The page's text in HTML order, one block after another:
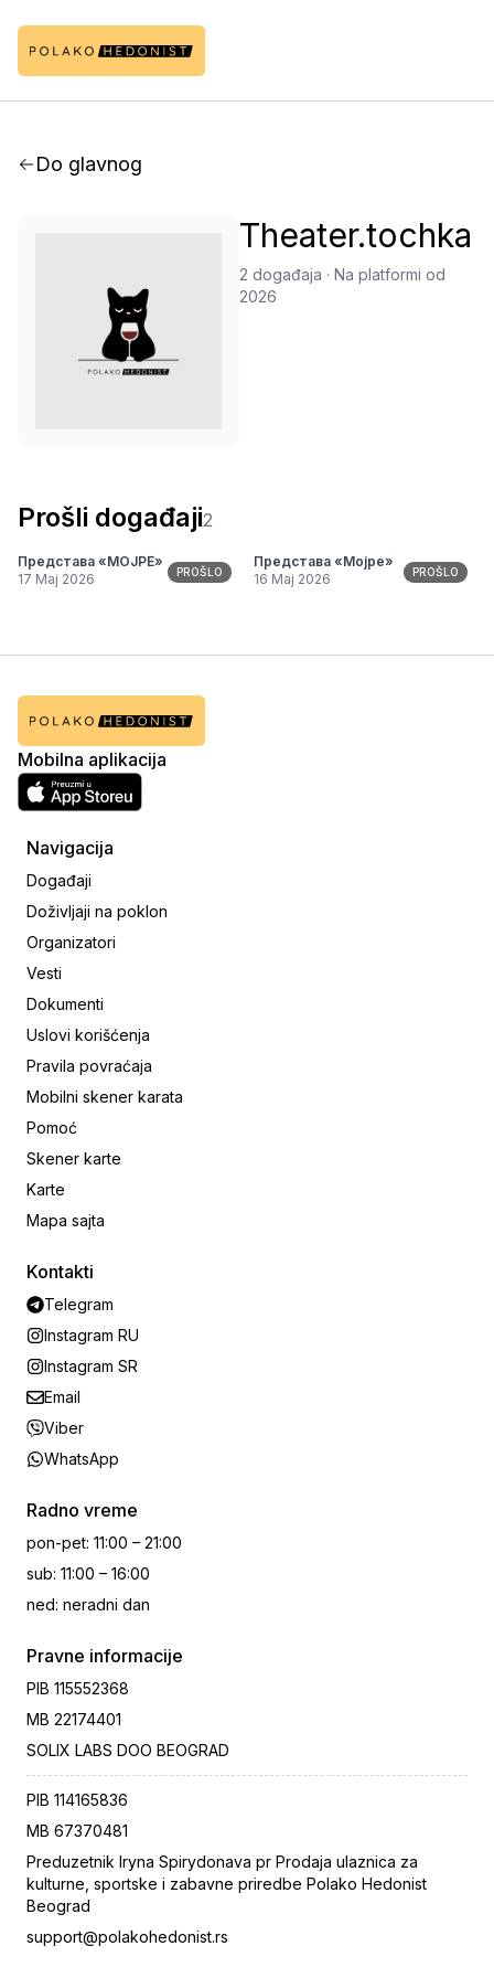
Do glavnog
Theater.tochka
2 događaja · Na platformi od
2026
Prošli događaji2
PROŠLO
Представа «МОЈРЕ»
17 Maj 2026
PROŠLO
Представа «Мојре»
16 Maj 2026
Mobilna aplikacija
Navigacija
Događaji
Doživljaji na poklon
Organizatori
Vesti
Dokumenti
Uslovi korišćenja
Pravila povraćaja
Mobilni skener karata
Pomoć
Skener karte
Karte
Mapa sajta
Kontakti
Telegram
Instagram RU
Instagram SR
Email
Viber
WhatsApp
Radno vreme
pon-pet: 11:00 – 21:00
sub: 11:00 – 16:00
ned: neradni dan
Pravne informacije
PIB 115552368
MB 22174401
SOLIX LABS DOO BEOGRAD
PIB 114165836
MB 67370481
Preduzetnik Iryna Spirydonava pr Prodaja ulaznica za
kulturne, sportske i zabavne priredbe Polako Hedonist
Beograd
support@polakohedonist.rs